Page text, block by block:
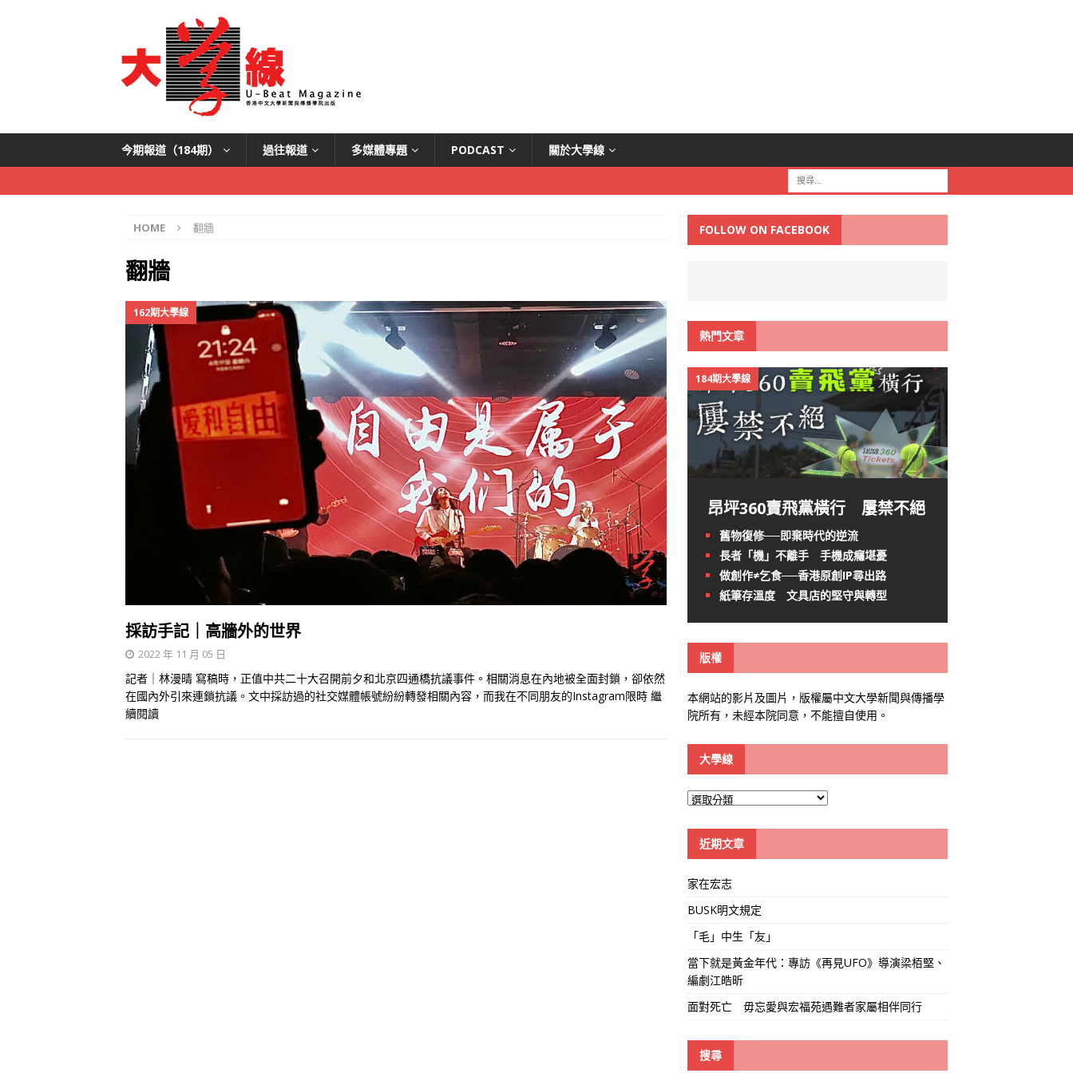
今期報道（184期） 過往報道 多媒體專題 PODCAST 關於大學線
HOME 翻牆
翻牆
162期大學線
採訪手記｜高牆外的世界
2022 年 11 月 05 日
記者｜林漫晴 寫稿時，正值中共二十大召開前夕和北京四通橋抗議事件。相關消息在內地被全面封鎖，卻依然
在國內外引來連鎖抗議。文中採訪過的社交媒體帳號紛紛轉發相關內容，而我在不同朋友的Instagram限時 繼
續閱讀
FOLLOW ON FACEBOOK
熱門文章
184期大學線
昂坪360賣飛黨橫行 屢禁不絕
舊物復修──即棄時代的逆流
長者「機」不離手 手機成癮堪憂
做創作≠乞食──香港原創IP尋出路
紙筆存溫度 文具店的堅守與轉型
版權
本網站的影片及圖片，版權屬中文大學新聞與傳播學
院所有，未經本院同意，不能擅自使用。
大學線
大
線
近期文章
家在宏志
BUSK明文規定
「毛」中生「友」
當下就是黃金年代：專訪《再見UFO》導演梁栢堅、
編劇江皓昕
面對死亡 毋忘愛與宏福苑遇難者家屬相伴同行
搜尋